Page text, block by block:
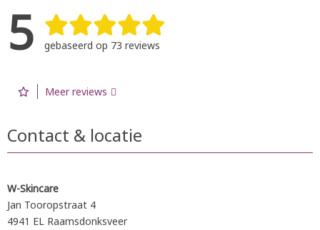
5 gebaseerd op 73 reviews
Meer reviews
Contact & locatie
W-Skincare
Jan Tooropstraat 4
4941 EL Raamsdonksveer